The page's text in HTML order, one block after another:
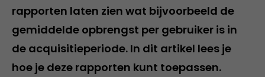
rapporten laten zien wat bijvoorbeeld de
gemiddelde opbrengst per gebruiker is in
de acquisitieperiode. In dit artikel lees je
hoe je deze rapporten kunt toepassen.